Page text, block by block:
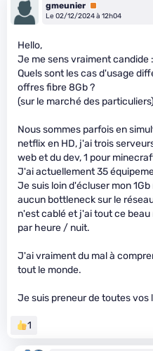
gmeunier Premium
Le 02/12/2024 à 12h04
Hello,
Je me sens vraiment candide :
Quels sont les cas d'usage
offres fibre 8Gb ?
(sur le marché des particuliers)
Nous sommes parfois en
netflix en HD, j'ai trois
web et du dev, 1 pour
J'ai actuellement 35
Je suis loin d'écluser mon
aucun bottleneck sur le
n'est cablé et j'ai tout ce
par heure / nuit.
J'ai vraiment du mal à
tout le monde.
Je suis preneur de toutes vos
1